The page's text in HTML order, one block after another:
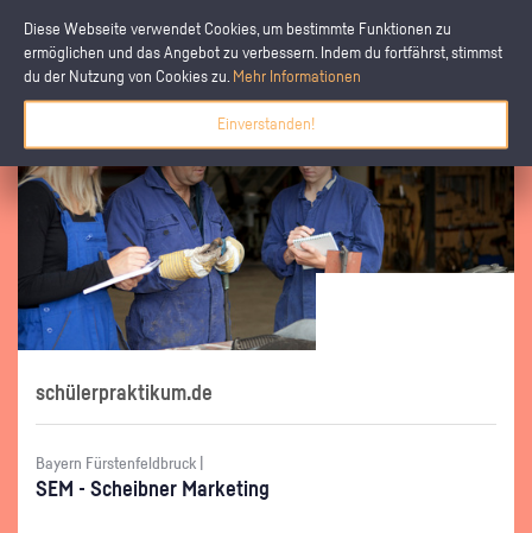
Diese Webseite verwendet Cookies, um bestimmte Funktionen zu
ermöglichen und das Angebot zu verbessern. Indem du fortfährst, stimmst
du der Nutzung von Cookies zu. Mehr Informationen
Einverstanden!
schülerpraktikum.de
Bayern Fürstenfeldbruck |
SEM - Scheib­ner Mar­ke­ting